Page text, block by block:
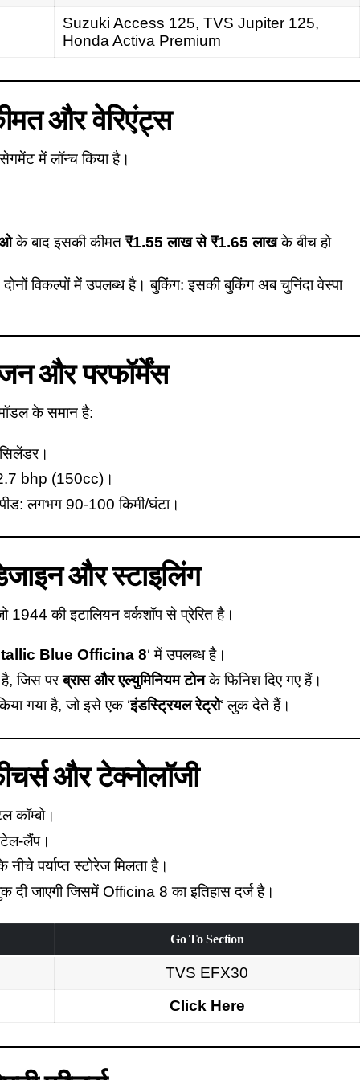
Suzuki Access 125, TVS Jupiter 125,
Honda Activa Premium
और वेरिएंट्स
में लॉन्च किया है।
के बाद इसकी कीमत₹1.55 लाख से ₹1.65 लाखके बीच हो
दोनों विकल्पों में उपलब्ध है। बुकिंग: इसकी बुकिंग अब चुनिंदा वेस्पा
और परफॉर्मेंस
के समान है:
bhp (150cc)।
लगभग 90-100 किमी/घंटा।
और स्टाइलिंग
1944 की इटालियन वर्कशॉप से प्रेरित है।
Blue Officina 8‘ में उपलब्ध है।
जिस परब्रास और एल्युमिनियम टोनके फिनिश दिए गए हैं।
गया है, जो इसे एक ‘इंडस्ट्रियल रेट्रो‘ लुक देते हैं।
और टेक्नोलॉजी
कॉम्बो।
लैंप।
पर्याप्त स्टोरेज मिलता है।
दी जाएगी जिसमें Officina 8 का इतिहास दर्ज है।
Go To Section
TVS EFX30
Click Here